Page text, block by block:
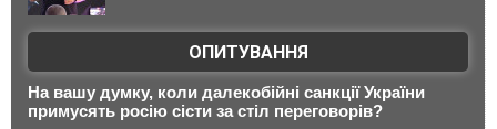
ОПИТУВАННЯ
На вашу думку, коли далекобійні санкції України
примусять росію сісти за стіл переговорів?